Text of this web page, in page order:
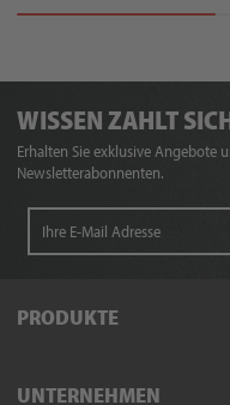
WISSEN ZAHLT
Erhalten Sie exklusive Angebote
Newsletterabonnenten.
PRODUKTE
UNTERNEHMEN